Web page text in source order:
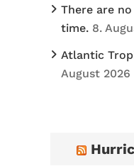
There are
time. 8.
Atlantic
August 2026